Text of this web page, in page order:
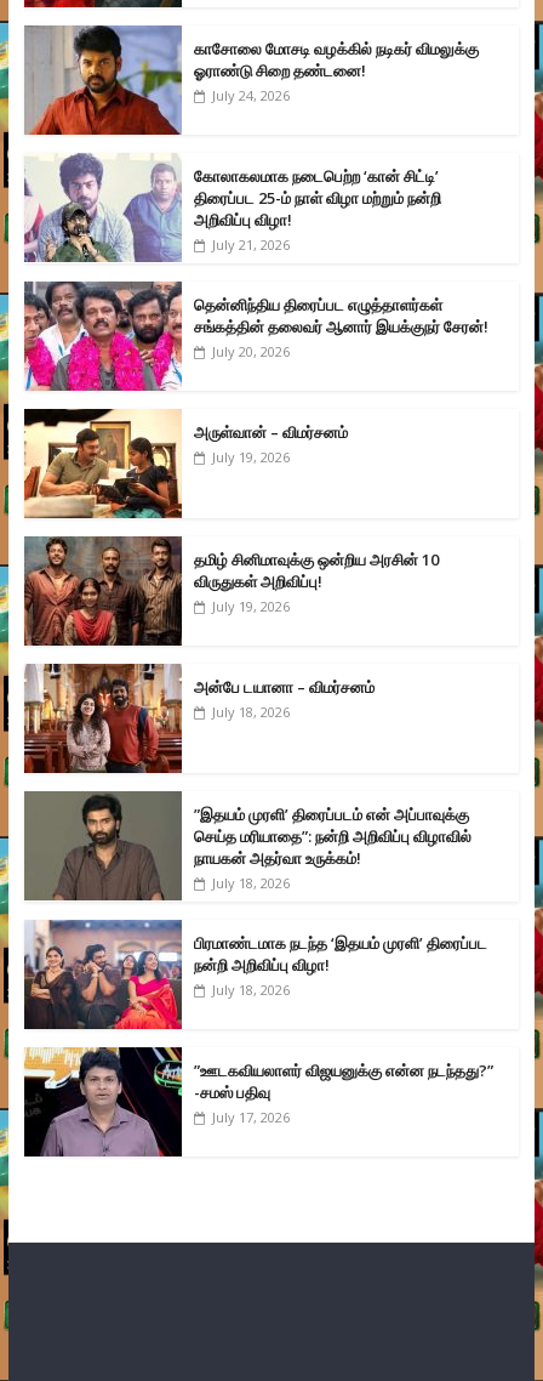
காசோலை மோசடி வழக்கில் நடிகர் விமலுக்கு
ஓராண்டு சிறை தண்டனை!
July 24, 2026
கோலாகலமாக நடைபெற்ற ‘கான் சிட்டி’
திரைப்பட 25-ம் நாள் விழா மற்றும் நன்றி
அறிவிப்பு விழா!
July 21, 2026
தென்னிந்திய திரைப்பட எழுத்தாளர்கள்
சங்கத்தின் தலைவர் ஆனார் இயக்குநர் சேரன்!
July 20, 2026
அருள்வான் – விமர்சனம்
July 19, 2026
தமிழ் சினிமாவுக்கு ஒன்றிய அரசின் 10
விருதுகள் அறிவிப்பு!
July 19, 2026
அன்பே டயானா – விமர்சனம்
July 18, 2026
”இதயம் முரளி’ திரைப்படம் என் அப்பாவுக்கு
செய்த மரியாதை”: நன்றி அறிவிப்பு விழாவில்
நாயகன் அதர்வா உருக்கம்!
July 18, 2026
பிரமாண்டமாக நடந்த ‘இதயம் முரளி’ திரைப்பட
நன்றி அறிவிப்பு விழா!
July 18, 2026
”ஊடகவியலாளர் விஜயனுக்கு என்ன நடந்தது?”
-சமஸ் பதிவு
July 17, 2026